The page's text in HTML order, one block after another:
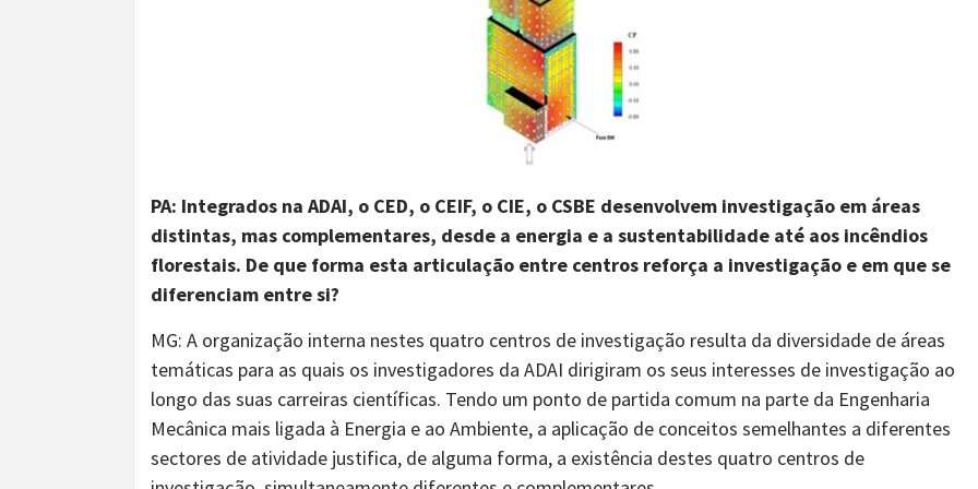
PA: Integrados na ADAI, o CED, o CEIF, o CIE, o CSBE desenvolvem investigação em áreas
distintas, mas complementares, desde a energia e a sustentabilidade até aos incêndios
florestais. De que forma esta articulação entre centros reforça a investigação e em que se
diferenciam entre si?
MG: A organização interna nestes quatro centros de investigação resulta da diversidade de áreas
temáticas para as quais os investigadores da ADAI dirigiram os seus interesses de investigação ao
longo das suas carreiras científicas. Tendo um ponto de partida comum na parte da Engenharia
Mecânica mais ligada à Energia e ao Ambiente, a aplicação de conceitos semelhantes a diferentes
sectores de atividade justifica, de alguma forma, a existência destes quatro centros de